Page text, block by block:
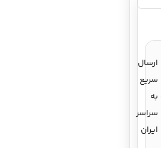
جهان
آقایی
ارسال
سریع
به
سراسر
ایران